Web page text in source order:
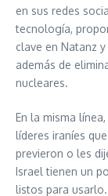
en sus redes
tecnología,
clave en Natanz
además de
nucleares.
En la misma
líderes iraníes
previeron o les
Israel tienen un
listos para usarlo.